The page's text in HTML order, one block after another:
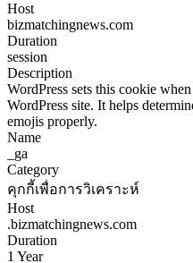
Host
bizmatchingnews.com
Duration
session
Description
WordPress sets this cookie
WordPress site. It helps
emojis properly.
Name
_ga
Category
คุกกี้เพื่อการวิเคราะห์
Host
.bizmatchingnews.com
Duration
1 Year